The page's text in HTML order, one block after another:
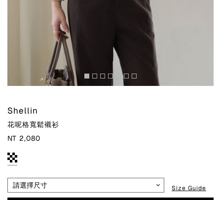
Shellin
花呢格寬鬆襯衫
NT 2,080
Size Guide